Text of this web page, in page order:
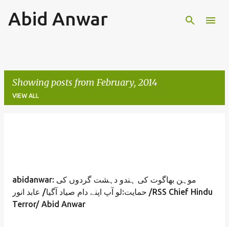
Abid Anwar
Showing posts from February, 2014
VIEW ALL
abidanwar: موہن بھاگوت کی ہندو دہشت گردوں کی
حمایت:لو آپ اپنے دام صیاد آگیا/ عابد انور /RSS Chief Hindu
Terror/ Abid Anwar